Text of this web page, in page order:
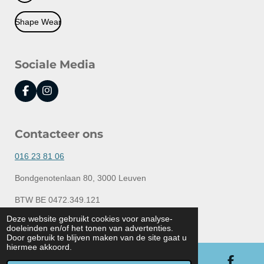
Deze website gebruikt cookies voor analyse-
doeleinden en/of het tonen van advertenties.
Door gebruik te blijven maken van de site gaat u
hiermee akkoord.
Shape Wear
Sociale Media
F
a
b
o
k
I
n
a
r
a
Contacteer ons
016 23 81 06
Bondgenotenlaan 80, 3000 Leuven
BTW BE 0472.349.121
Powered byJouwWeb